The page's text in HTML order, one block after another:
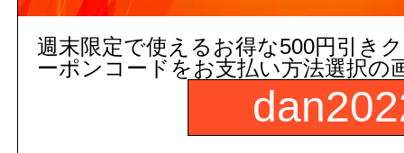
c 2015 dandorie.com All
週末限定で使えるお得な500円引き
ーポンコードをお支払い方法選択の